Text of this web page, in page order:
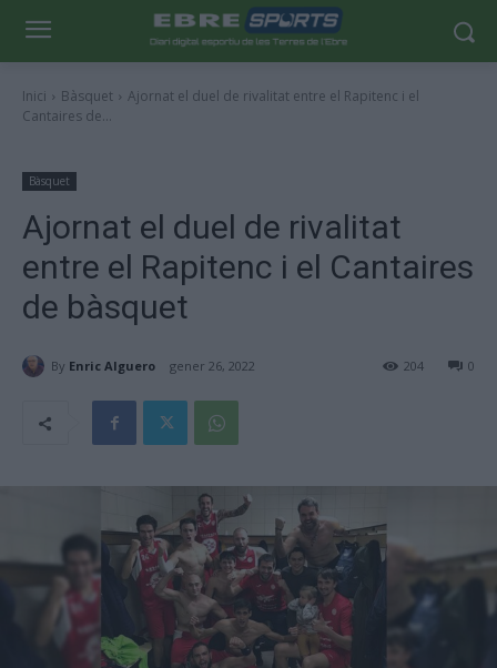
Inici Bàsquet
Ajornat el duel de rivalitat entre el Rapitenc i el
Cantaires de...
Bàsquet
Ajornat el duel de rivalitat
entre el Rapitenc i el Cantaires
de bàsquet
By Enric Alguero gener 26, 2022 0
204